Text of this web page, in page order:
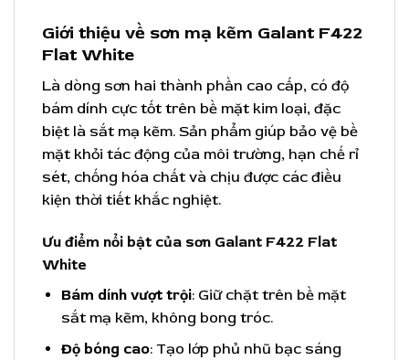
Giới thiệu về sơn mạ kẽm Galant F422
Flat White
Là dòng sơn hai thành phần cao cấp, có độ
bám dính cực tốt trên bề mặt kim loại, đặc
biệt là sắt mạ kẽm. Sản phẩm giúp bảo vệ bề
mặt khỏi tác động của môi trường, hạn chế rỉ
sét, chống hóa chất và chịu được các điều
kiện thời tiết khắc nghiệt.
Ưu điểm nổi bật của sơn Galant F422 Flat
White
Bám dính vượt trội: Giữ chặt trên bề mặt
sắt mạ kẽm, không bong tróc.
Độ bóng cao: Tạo lớp phủ nhũ bạc sáng